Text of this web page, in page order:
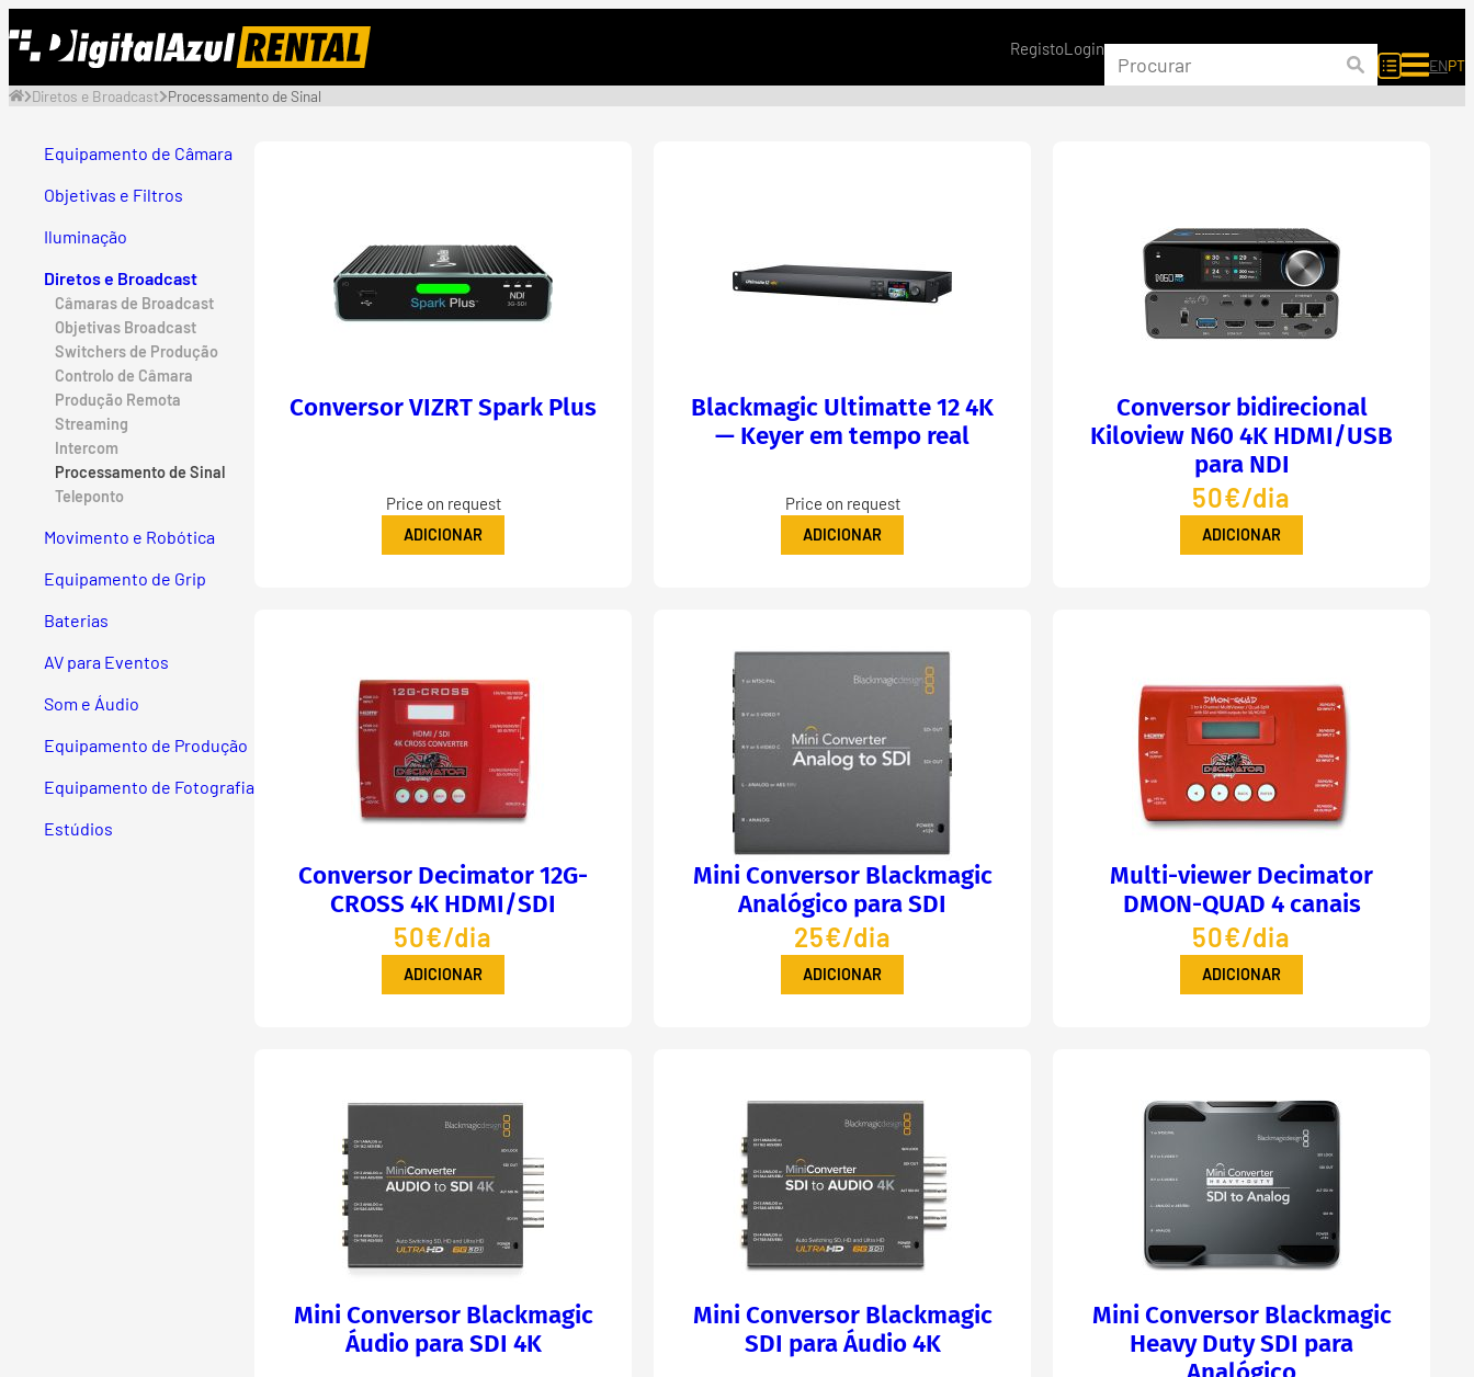
para
conteúdo
RegistoLogin
ENPT
Diretos e Broadcast Processamento de Sinal
Equipamento de Câmara
Objetivas e Filtros
Iluminação
Diretos e Broadcast
Câmaras de Broadcast
Objetivas Broadcast
Switchers de Produção
Controlo de Câmara
Produção Remota
Streaming
Intercom
Processamento de Sinal
Teleponto
Movimento e Robótica
Equipamento de Grip
Baterias
AV para Eventos
Som e Áudio
Equipamento de Produção
Equipamento de Fotografia
Estúdios
Conversor VIZRT Spark Plus
Price on request
ADICIONAR
Blackmagic Ultimatte 12 4K
— Keyer em tempo real
Price on request
ADICIONAR
Conversor bidirecional
Kiloview N60 4K HDMI/USB
para NDI
50€/dia
ADICIONAR
Conversor Decimator 12G-
CROSS 4K HDMI/SDI
50€/dia
ADICIONAR
Mini Conversor Blackmagic
Analógico para SDI
25€/dia
ADICIONAR
Multi-viewer Decimator
DMON-QUAD 4 canais
50€/dia
ADICIONAR
Mini Conversor Blackmagic
Áudio para SDI 4K
Mini Conversor Blackmagic
SDI para Áudio 4K
Mini Conversor Blackmagic
Heavy Duty SDI para